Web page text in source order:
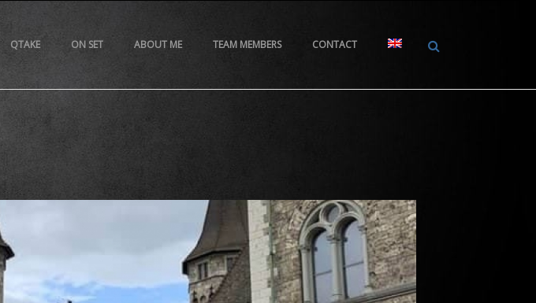
QTAKE ON SET ABOUT ME TEAM MEMBERS CONTACT